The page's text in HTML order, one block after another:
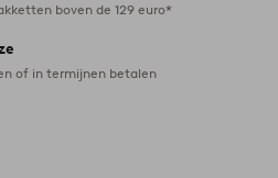
boven de 129 euro*
of in termijnen betalen